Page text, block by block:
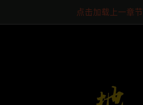
点击加载上一章节